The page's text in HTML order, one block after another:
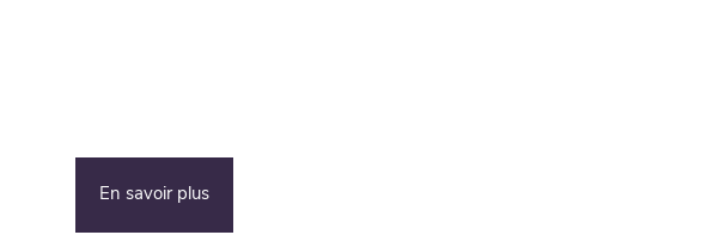
En savoir plus